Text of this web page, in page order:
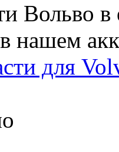
Вольво
нашем
для